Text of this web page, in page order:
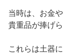
当時は、お金
貴重品が捧げ
これらは土器